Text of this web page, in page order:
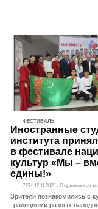
ФЕСТИВАЛЬ
Иностранные
института
в фестивале
культур «Мы –
едины!»
725 • 12.11.2025 - Студенческая
Зрители познакомились с
традициями разных